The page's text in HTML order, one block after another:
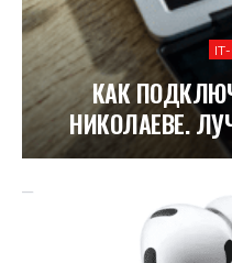
КАК
НИКОЛАЕВЕ.